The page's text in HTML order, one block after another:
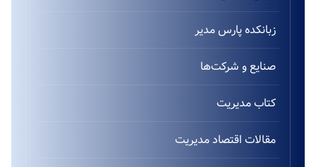
زبانکده پارس مدیر
صنایع و شرکت‌ها
کتاب مدیریت
مقالات اقتصاد مدیریت